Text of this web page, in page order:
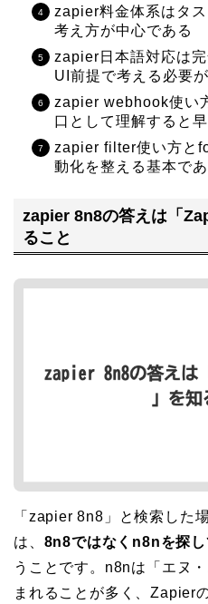
zapier料金体系はタ
考え方が中心である
zapier日本語対応は
UI前提で考える必要
zapier webhook使い
口として理解すると
zapier filter使い方と
動化を整える基本で
zapier 8n8の答えは「
ること
「zapier 8n8」と検索した
は、 8n8ではなくn8nを探
うことです。n8nは「エヌ
まれることが多く、Zapier